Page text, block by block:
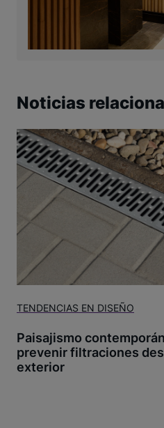
Noticias
TENDENCIAS EN DISEÑO
Paisajismo
prevenir filtraciones
exterior